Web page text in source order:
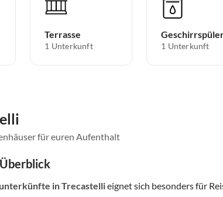
Terrasse
1 Unterkunft 1 Unterkunft
für euren Aufenthalt
in Trecastellieignet sich besonders für